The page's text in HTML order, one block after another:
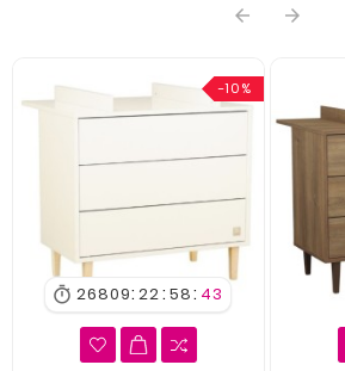
 
-10%
 26809: 22: 58: 43